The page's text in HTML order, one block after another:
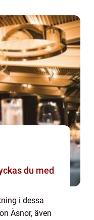
i dessa
Åsnor, även